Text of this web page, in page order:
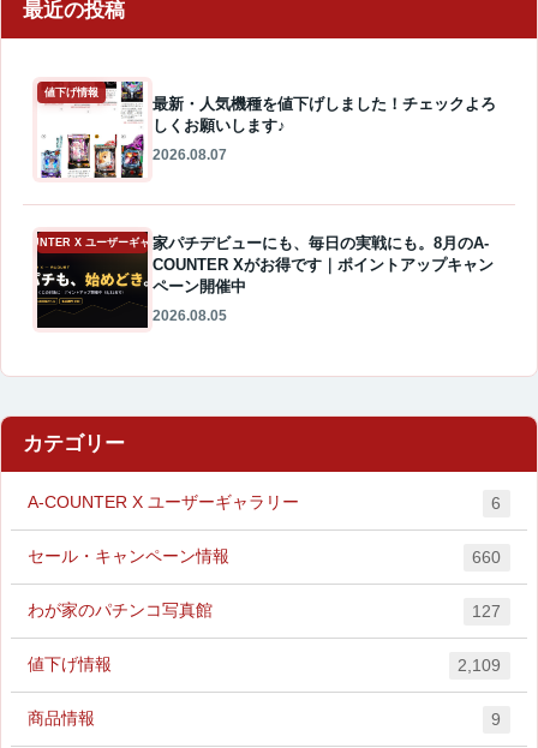
最近の投稿
値下げ情報
最新・人気機種を値下げしました！チェックよろ
しくお願いします♪
2026.08.07
A-COUNTER X ユーザーギャラリー家パチデビューにも、毎日の実戦にも。8月のA-
COUNTER Xがお得です｜ポイントアップキャン
ペーン開催中
2026.08.05
カテゴリー
A-COUNTER X ユーザーギャラリー 6
セール・キャンペーン情報 660
わが家のパチンコ写真館 127
値下げ情報 2,109
商品情報 9